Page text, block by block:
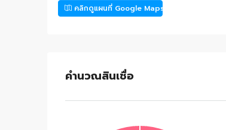
คลิกดูแผนที่ Google Maps
คำนวณสินเชื่อ